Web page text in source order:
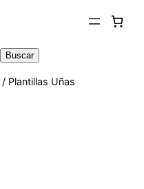
Buscar
/ Plantillas Uñas